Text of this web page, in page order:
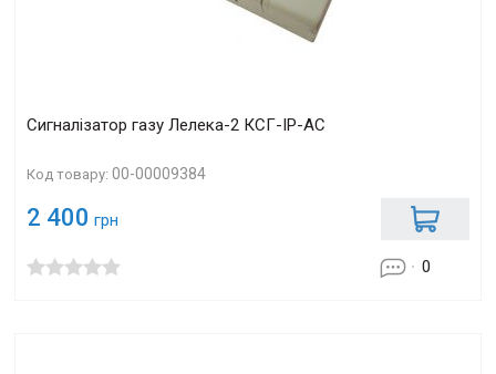
Сигналізатор газу Лелека-2 КСГ-ІР-АС
Код товару:00-00009384
2 400 грн
0